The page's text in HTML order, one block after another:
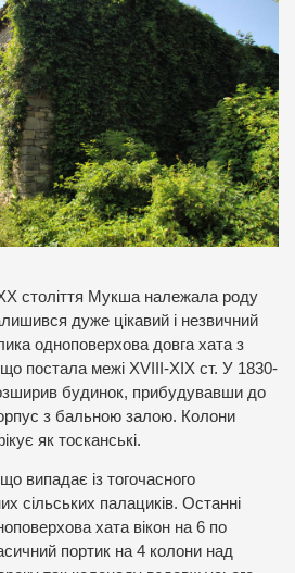
століття Мукша належала роду
дуже цікавий і незвичний
одноповерхова довга хата з
постала межі XVIII-ХІХ ст. У 1830-
будинок, прибудувавши до
з бальною залою. Колони
як тосканські.
випадає із тогочасного
сільських палациків. Останні
хата вікон на 6 по
портик на 4 колони над